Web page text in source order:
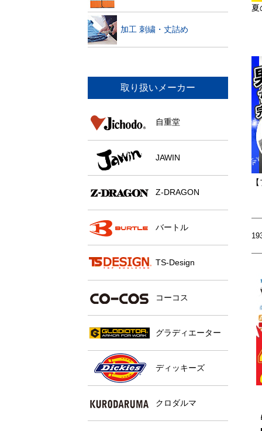
加工 刺繍・丈詰め
取り扱いメーカー
自重堂
JAWIN
Z-DRAGON
バートル
TS-Design
コーコス
グラディエーター
ディッキーズ
クロダルマ
夏